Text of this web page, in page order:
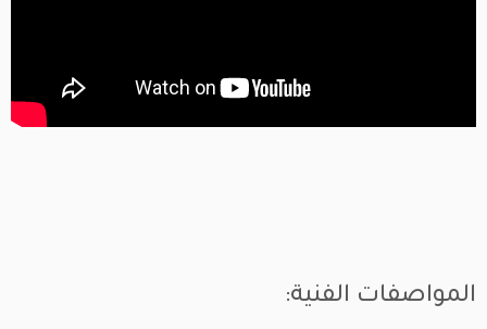
المواصفات الفنية: